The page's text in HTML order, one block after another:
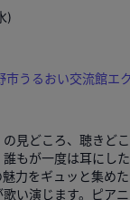
)
市うるおい交流館エ
見どころ、聴きど
もが一度は耳にし
力をギュッと集め
い演じます。ピア